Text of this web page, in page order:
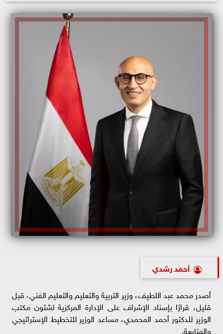
أحمد رشدي
أصدر محمد عبد اللطيف، وزير التربية والتعليم والتعليم الفني، قبل
قليل، قرارًا بإسناد الإشراف على الإدارة المركزية لشئون مكتب
الوزير للدكتور أحمد المحمدي، مساعد الوزير للتخطيط الإستراتيجي
والمتابعة.